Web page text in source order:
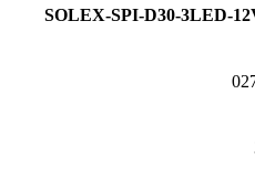
SOLEX-SPI-D30-3LED-